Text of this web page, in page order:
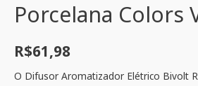
Porcelana Colors
R$61,98
O Difusor Aromatizador Elétrico Bivolt